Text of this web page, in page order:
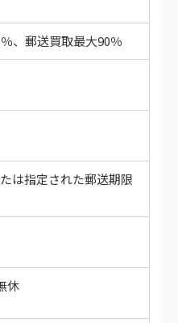
、郵送買取最大90％
は指定された郵送期限
休